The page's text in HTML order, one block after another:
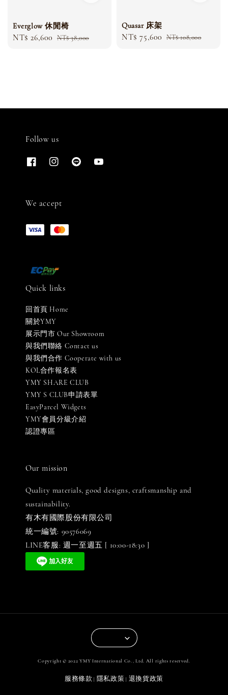
Everglow 休閒椅
Sale
NT$ 26,600 Regular
NT$ 38,000
Quasar 床架
Sale
NT$ 75,600 Regular
NT$ 108,000
Follow us
We accept
Quick links
回首頁 Home
關於YMY
展示門市 Our Showroom
與我們聯絡 Contact us
與我們合作 Cooperate with us
KOL合作報名表
YMY SHARE CLUB
YMY S CLUB申請表單
EasyParcel Widgets
YMY會員分級介紹
認證專區
Our mission
Quality materials, good designs, craftsmanship and
sustainability.
有木有國際股份有限公司
統一編號: 90576069
LINE客服: 週一至週五 [ 10:00-18:30 ]
Copyright © 2022 YMY International Co., Ltd. All rights reserved.
服務條款 隱私政策 退換貨政策